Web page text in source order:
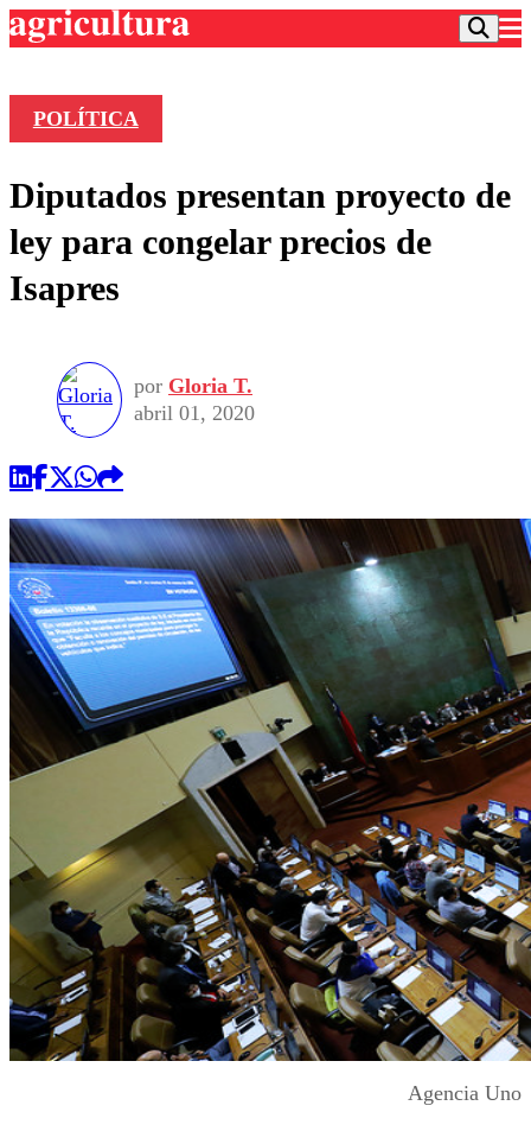
Frecuencias
Agricultura TV
Deportes
Seleccion Chilena
Torneo Internacional
Economía
Internacional
Publicaciones en medios
Opinión
POLÍTICA
Diputados presentan proyecto de
ley para congelar precios de
Isapres
por Gloria T.
abril 01, 2020
Agencia Uno